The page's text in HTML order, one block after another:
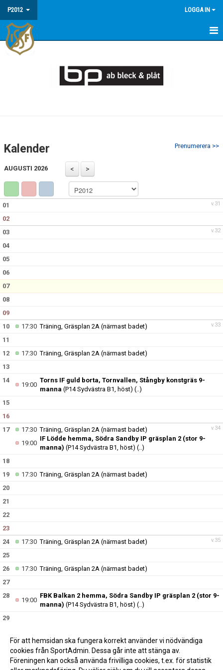
P2012 LOGGA IN
HEM
Prenumerera >>
Kalender
AUGUSTI 2026
v.31
01
02
v.32
03
04
05
06
07
08
09
v.33
10 17:30Träning, Gräsplan 2A (närmast badet)
11
12
17:30Träning, Gräsplan 2A (närmast badet)
13
14
19:00
Torns IF guld borta, Tornvallen, Stångby konstgräs 9-
manna (P14 Sydvästra B1, höst) (..)
15
16
v.34
17 17:30Träning, Gräsplan 2A (närmast badet)
19:00
IF Lödde hemma, Södra Sandby IP gräsplan 2 (stor 9-
manna) (P14 Sydvästra B1, höst) (..)
18
19
17:30Träning, Gräsplan 2A (närmast badet)
20
21
22
23
v.35
24 17:30Träning, Gräsplan 2A (närmast badet)
25
26
17:30Träning, Gräsplan 2A (närmast badet)
27
28
19:00
FBK Balkan 2 hemma, Södra Sandby IP gräsplan 2 (stor 9-
manna) (P14 Sydvästra B1, höst) (..)
29
17:30Träning, Gräsplan 2A (närmast badet)
För att hemsidan ska fungera korrekt använder vi nödvändiga
cookies från SportAdmin. Dessa går inte att stänga av.
Föreningen kan också använda frivilliga cookies, t.ex. för statistik